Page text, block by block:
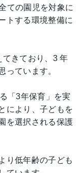
ての園児を対象に
トする環境整備に
きており、3 年
っています。
「3年保育」を実
により、子どもを
を選択される保護
り低年齢の子ども